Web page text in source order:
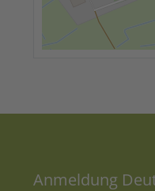
Anmeldung